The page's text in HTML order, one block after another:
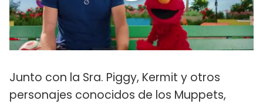
Junto con la Sra. Piggy, Kermit y otros
personajes conocidos de los Muppets,